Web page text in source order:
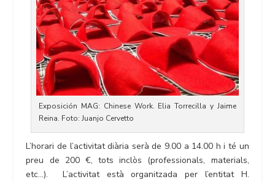
Exposición MAG: Chinese Work. Elia Torrecilla y Jaime
Reina. Foto: Juanjo Cervetto
L’horari de l’activitat diària serà de 9.00 a 14.00 h i té un
preu de 200 €, tots inclòs (professionals, materials,
etc…). L’activitat està organitzada per l’entitat H.